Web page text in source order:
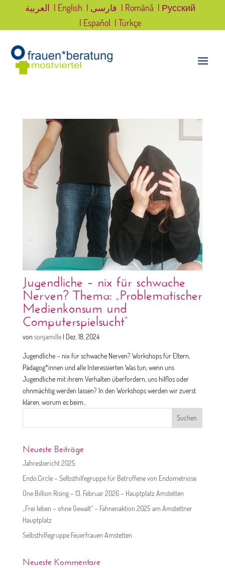
العربية | English | فارسی | Română | Русский
| Español | Türkçe
Jugendliche – nix für schwache
Nerven? Thema: „Problematischer
Medienkonsum und
Computerspielsucht“
vonsonjamille| Dez. 18, 2024
Jugendliche – nix für schwache Nerven? Workshops für Eltern,
Pädagog*innen und alle Interessierten Was tun, wenn uns
Jugendliche mit ihrem Verhalten überfordern, uns hilflos oder
ohnmächtig werden lassen? In den Workshops werden wir zuerst
klären, worum es beim...
Neueste Beiträge
Jahresbericht 2025
Endo.Circle – Selbsthilfegruppe für Betroffene von Endometriose
One Billion Rising – 13. Februar 2026 – Hauptplatz Amstetten
„Frei leben – ohne Gewalt“ – Fahnenaktion 2025 am Amstettner
Hauptplatz
Selbsthilfegruppe Feuerfrauen Amstetten
Neueste Kommentare